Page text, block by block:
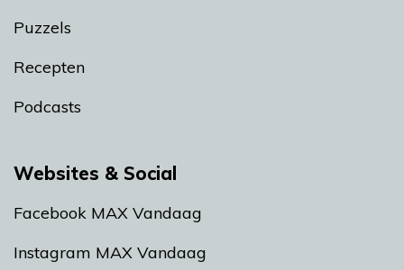
Puzzels
Recepten
Podcasts
Websites & Social
Facebook MAX Vandaag
Instagram MAX Vandaag